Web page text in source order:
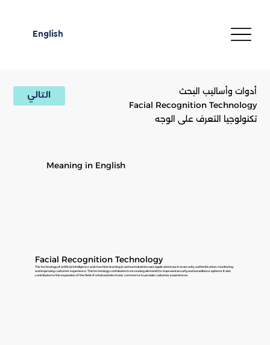
English
التالي
Facial Recognition Technology
تكنولوجيا التعرف على الوجه
أدوات وأساليب البحث
Meaning in English
Facial Recognition Technology
The technology of artificial intelligence and machine learning in various industries uses applications such as security, authentication, monitoring
and improving customer experience. This technology contributes to increasing demand for improved security and surveillance systems. It also
contributes to the expansion of the field of retail and electronic commerce to provide customer experiences.